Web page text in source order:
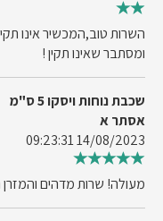
השרות טוב,המכשיר אינו
ומסתבר שאינו תקין !
שכבת נוחות ויסקו 5 ס"מ
אסתר א
14/08/2023 09:23:31
מעולה! שרות מדהים והמזרן